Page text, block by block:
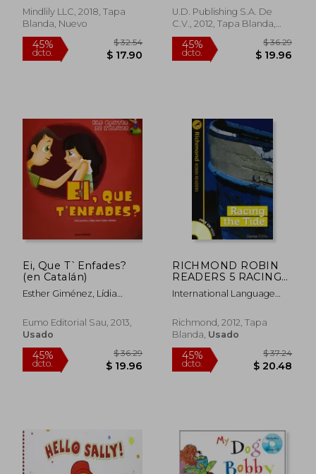
Mindlily LLC, 2018, Tapa
Blanda, Nuevo
45%
dcto.
$ 32.54
Team
U.D. Publishing S.A. De
C.V., 2012, Tapa Blanda,
Usado
45%
dcto.
Ei, Que T`Enfades?
(en Catalán)
Esther Giménez, Lídia
Eumo Editorial Sau, 2013,
Usado
RICHMOND ROBIN
READERS 5 RACING
THE TIDE+CD (en
Inglés)
International Language
Richmond, 2012, Tapa
Blanda, Usado